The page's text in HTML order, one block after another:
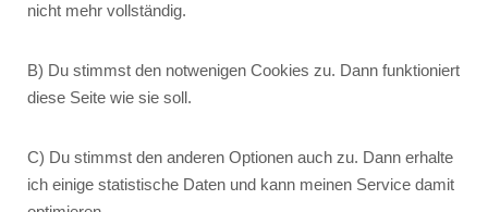
020: Sprechwege mit
nicht mehr vollständig.
B) Du stimmst den notwenigen Cookies zu. Dann funktioniert
diese Seite wie sie soll.
C) Du stimmst den anderen Optionen auch zu. Dann erhalte
ich einige statistische Daten und kann meinen Service damit